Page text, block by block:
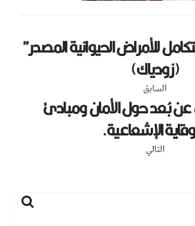
للأمراض الحيوانية المصدر”
(زودياك)
السابق
عن بُعد حول الأمان ومبادئ
الإشعاعية.
التالي